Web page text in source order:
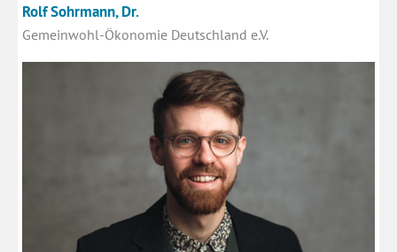
Rolf Sohrmann, Dr.
Gemeinwohl-Ökonomie Deutschland e.V.